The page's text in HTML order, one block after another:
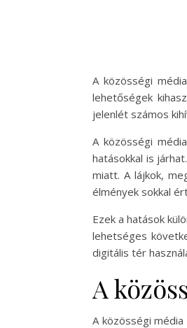
A közösségi
lehetőségek
jelenlét számos
A közösségi
hatásokkal is
miatt. A lájkok,
élmények sokkal
Ezek a hatások
lehetséges
digitális tér
A
A közösségi